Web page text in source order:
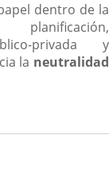
dentro de la
privada y
la neutralidad